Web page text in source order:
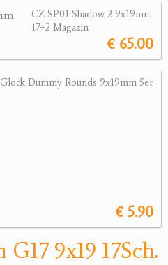
CZ SP01 Shadow 2 9x19mm
17+2 Magazin
€ 65.00
Glock Dummy Rounds 9x19mm 5er
€ 5.90
9x19 17Sch.